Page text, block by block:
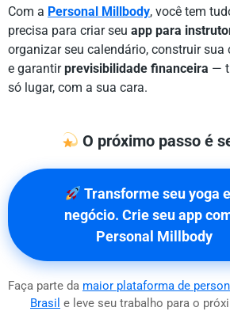
Com a Personal Millbody, você tem
precisa para criar seu app para
organizar seu calendário, construir sua
e garantirprevisibilidade financeira —
só lugar, com a sua cara.
O próximo passo é
Transforme seu yoga
negócio. Crie seu app
Personal Millbody
Faça parte da maior plataforma de
Brasil e leve seu trabalho para o